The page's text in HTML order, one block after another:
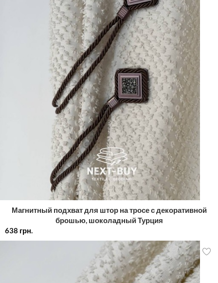
Магнитный подхват для штор на тросе с декоративной
брошью, шоколадный Турция
638 грн.